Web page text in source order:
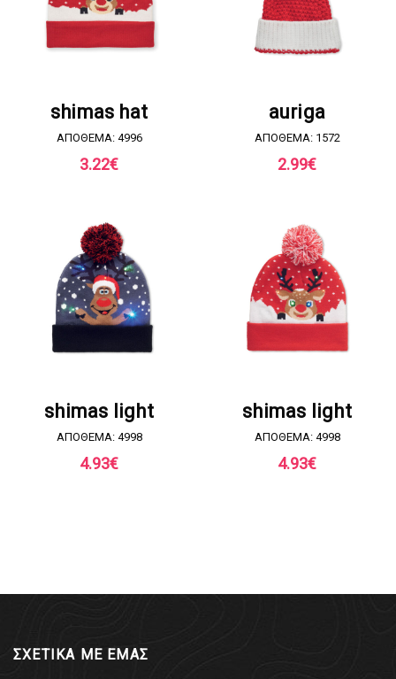
shimas hat
ΑΠΟΘΕΜΑ: 4996
3.22€
auriga
ΑΠΟΘΕΜΑ: 1572
2.99€
shimas light
ΑΠΟΘΕΜΑ: 4998
4.93€
shimas light
ΑΠΟΘΕΜΑ: 4998
4.93€
ΣΧΕΤΙΚΑ ΜΕ ΕΜΑΣ